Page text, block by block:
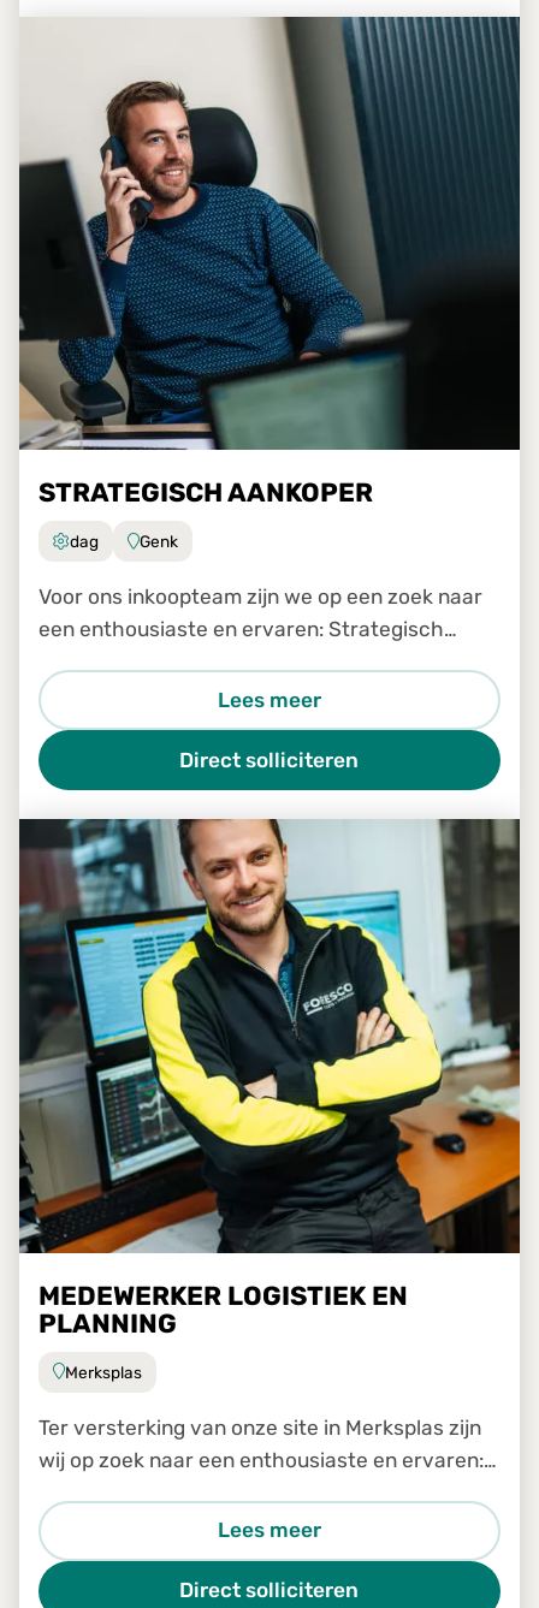
STRATEGISCH AANKOPER
dag Genk
Voor ons inkoopteam zijn we op een zoek naar
een enthousiaste en ervaren: Strategisch
Lees meer
Direct solliciteren
MEDEWERKER LOGISTIEK EN
PLANNING
Merksplas
Ter versterking van onze site in Merksplas zijn
wij op zoek naar een enthousiaste en ervaren:
Lees meer
Direct solliciteren